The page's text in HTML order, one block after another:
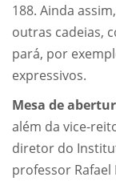
188. Ainda
outras cadeias,
pará, por
expressivos.
Mesa de
além da vice-
diretor do
professor